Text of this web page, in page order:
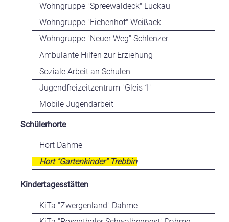
Wohngruppe "Spreewaldeck" Luckau
Wohngruppe "Eichenhof" Weißack
Wohngruppe "Neuer Weg" Schlenzer
Ambulante Hilfen zur Erziehung
Soziale Arbeit an Schulen
Jugendfreizeitzentrum "Gleis 1"
Mobile Jugendarbeit
Schülerhorte
Hort Dahme
Hort "Gartenkinder" Trebbin
Kindertagesstätten
KiTa "Zwergenland" Dahme